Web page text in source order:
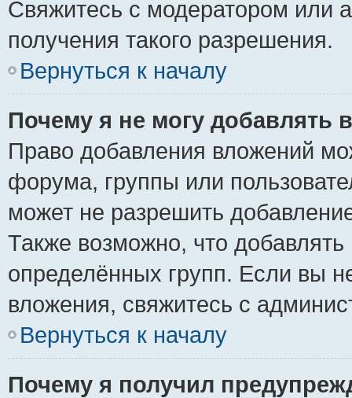
Свяжитесь с модератором или
получения такого разрешения.
Вернуться к началу
Почему я не могу добавлять
Право добавления вложений
форума, группы или
может не разрешить
Также возможно, что
определённых групп. Если вы
вложения, свяжитесь с
Вернуться к началу
Почему я получил